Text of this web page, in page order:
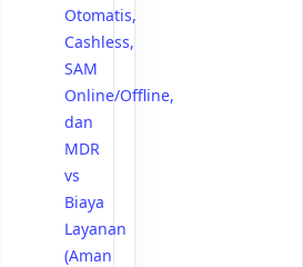
Otomatis,
Cashless,
SAM
Online/Offline,
dan
MDR
vs
Biaya
Layanan
(Aman